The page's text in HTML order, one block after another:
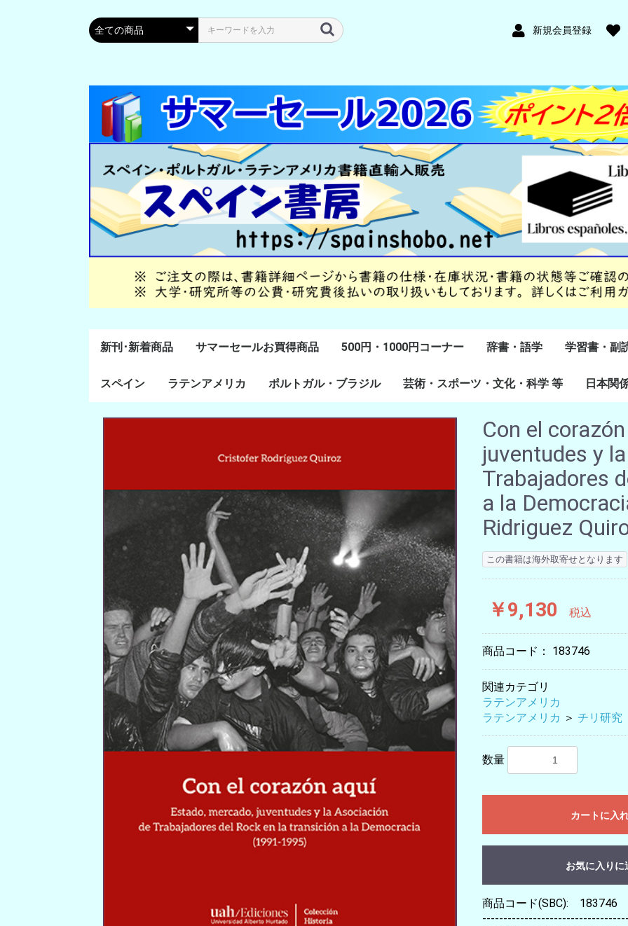
新規会員登録
新刊･新着商品 サマーセールお買得商品 500円・1000円コーナー 辞書・語学
スペイン語
ポルトガル語
Lenguas Ibericas
Lenguas Indigenas
スペインの教科書
その他
学習書・副
学習教材
副読本教材
絵本・児童
スペイン
通史・全般
８～１５世紀
１６～１８世紀
１８世紀末～２０世紀
20世紀後半以降
ラテンアメリカ
ラテン・アメリカ全般
メキシコ研究
中米・カリブ研究
キューバ研究
南米諸国
ペルー研究
チリ研究
アルゼンチン研究
ポルトガル・ブラジル
ポルトガル研究
ブラジル研究
芸術・スポーツ・文化・科学 等
美術
音楽・舞踊
スポーツ
演劇・映画
料理・食文化
マンガ・コミック
その他
日本関
Con el
juventudes y
Trabajadores
a la
Ridriguez
この書籍は海外取寄せとなります
￥9,130 税込
商品コード： 183746
関連カテゴリ
ラテンアメリカ
ラテンアメリカ ＞ チリ研究
数量
カートに入
お気に入りに
商品コード(SBC): 183746
-----------------------------------